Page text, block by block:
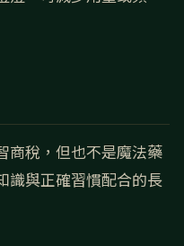
商稅，但也不是魔法藥
識與正確習慣配合的長